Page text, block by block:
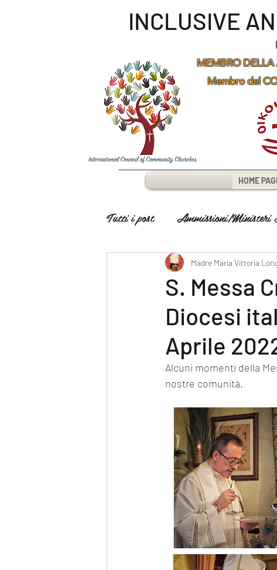
INCLUSIVE
MEMBRO
Membro del
HOME
Tutti i post Ammissioni/
S. Messa
Diocesi
Aprile
Madre Maria Vittoria
Alcuni momenti della
nostre comunità.